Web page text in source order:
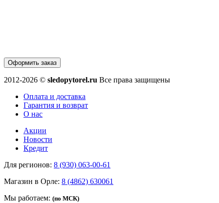
Оформить заказ
2012-2026 © sledopytorel.ru Все права защищены
Оплата и доставка
Гарантия и возврат
О нас
Акции
Новости
Кредит
Для регионов: 8 (930) 063-00-61
Магазин в Орле: 8 (4862) 630061
Мы работаем: (по МСК)